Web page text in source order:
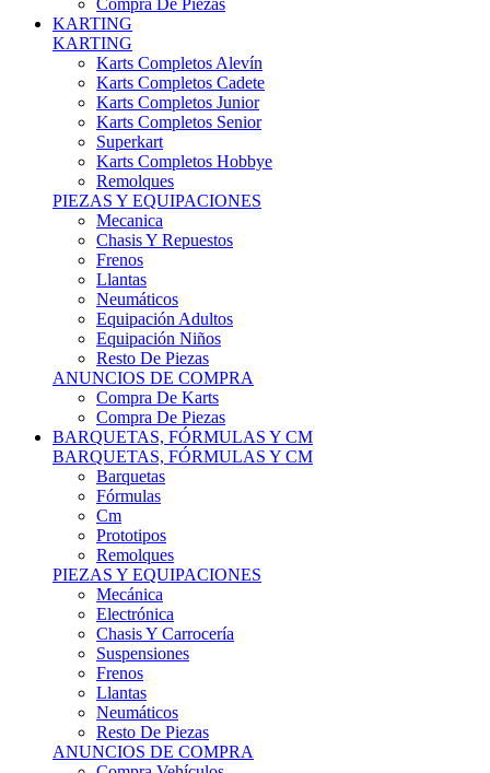
Compra De Piezas
KARTING
KARTING
Karts Completos Alevín
Karts Completos Cadete
Karts Completos Junior
Karts Completos Senior
Superkart
Karts Completos Hobbye
Remolques
PIEZAS Y EQUIPACIONES
Mecanica
Chasis Y Repuestos
Frenos
Llantas
Neumáticos
Equipación Adultos
Equipación Niños
Resto De Piezas
ANUNCIOS DE COMPRA
Compra De Karts
Compra De Piezas
BARQUETAS, FÓRMULAS Y CM
BARQUETAS, FÓRMULAS Y CM
Barquetas
Fórmulas
Cm
Prototipos
Remolques
PIEZAS Y EQUIPACIONES
Mecánica
Electrónica
Chasis Y Carrocería
Suspensiones
Frenos
Llantas
Neumáticos
Resto De Piezas
ANUNCIOS DE COMPRA